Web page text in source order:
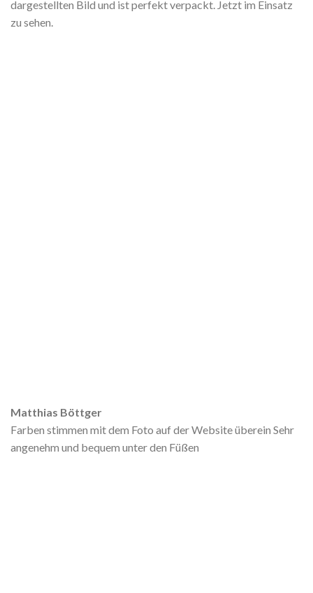
dargestellten Bild und ist perfekt verpackt. Jetzt im Einsatz
zu sehen.
Matthias Böttger
Farben stimmen mit dem Foto auf der Website überein Sehr
angenehm und bequem unter den Füßen